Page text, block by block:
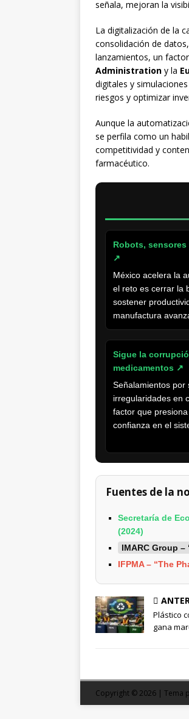
señala, mejoran la
La digitalización de la
consolidación de
lanzamientos, un
Administration y la
digitales y
riesgos y optimizar
Aunque la
se perfila como un
competitividad y
farmacéutico.
Robots,
↗
México acelera la
el reto es cerrar la
sostener
manufactura
Sigue la
medicamentos ↗
Señalamientos por
irregularidades en
factor que
confianza en el
Fuentes de la
Secretaría de
(2024)
IMARC Group
IFPMA – “The
Plástico
gana
Copyright © 2026 | Tema